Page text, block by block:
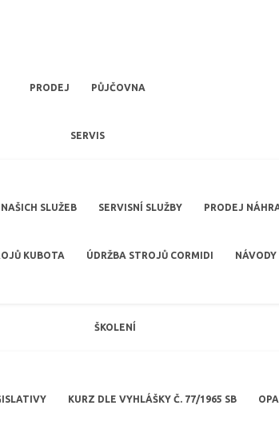
PRODEJ PŮJČOVNA
SERVIS
SLUŽEB SERVISNÍ SLUŽBY PRODEJ
KUBOTA ÚDRŽBA STROJŮ CORMIDI NÁVODY
ŠKOLENÍ
KURZ DLE VYHLÁŠKY Č. 77/1965 SB